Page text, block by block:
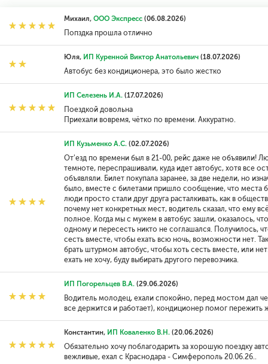
Михаил, ООО Экспресс(06.08.2026)
Попздка прошла отлично
Юля, ИП Куренной Виктор Анатольевич(18.07.2026)
Автобус без кондиционера, это было жестко
ИП Селезень И.А.(17.07.2026)
Поездкой довольна
Приехали вовремя, чётко по времени. Аккуратно.
ИП Кузьменко А.С.(02.07.2026)
От'езд по времени был в 21-00, рейс даже не объявили!
темноте, переспрашивали, куда идет автобус, хотя все
объявляли. Билет покупала заранее, за две недели, но
было, вместе с билетами пришло сообщение, что места
люди просто стали друг друга расталкивать, как в
почему нет конкретных мест, водитель сказал, что ему
полное. Когда мы с мужем в автобус зашли, оказалось,
одному и пересесть никто не соглашался. Получилось,
сесть вместе, чтобы ехать всю ночь, возможности нет.
брать штурмом автобус, чтобы хоть сесть вместе, или
ехать не хочу, буду выбирать другого перевозчика.
ИП Погорельцев В.А.(29.06.2026)
Водитель молодец, ехали спокойно, перед мостом дал
все держится и работает), кондиционер помог пережить
Константин, ИП Коваленко В.Н.(20.06.2026)
Обязательно хочу поблагодарить за хорошую поездку
вежливые, ехал с Краснодара - Симферополь 20.06.26..